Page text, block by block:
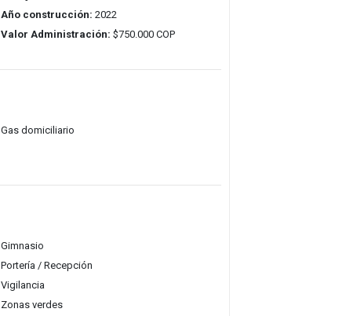
Año construcción: 2022
Valor Administración: $750.000 COP
Gas domiciliario
Gimnasio
Portería / Recepción
Vigilancia
Zonas verdes